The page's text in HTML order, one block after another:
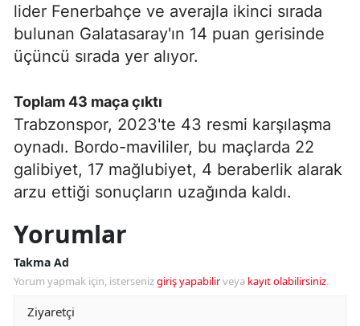
lider Fenerbahçe ve averajla ikinci sırada
bulunan Galatasaray'ın 14 puan gerisinde
üçüncü sırada yer alıyor.
Toplam 43 maça çıktı
Trabzonspor, 2023'te 43 resmi karşılaşma
oynadı. Bordo-mavililer, bu maçlarda 22
galibiyet, 17 mağlubiyet, 4 beraberlik alarak
arzu ettiği sonuçların uzağında kaldı.
Yorumlar
Takma Ad
Yorum yapmak için, istersenizgiriş yapabilirveya kayıt olabilirsiniz.